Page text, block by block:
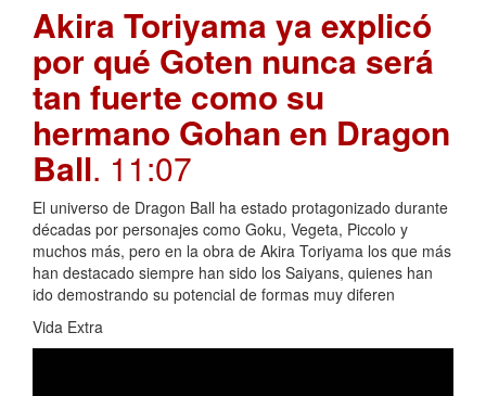
Akira Toriyama ya explicó
por qué Goten nunca será
tan fuerte como su
hermano Gohan en Dragon
Ball. 11:07
El universo de Dragon Ball ha estado protagonizado durante
décadas por personajes como Goku, Vegeta, Piccolo y
muchos más, pero en la obra de Akira Toriyama los que más
han destacado siempre han sido los Saiyans, quienes han
ido demostrando su potencial de formas muy diferen
Vida Extra